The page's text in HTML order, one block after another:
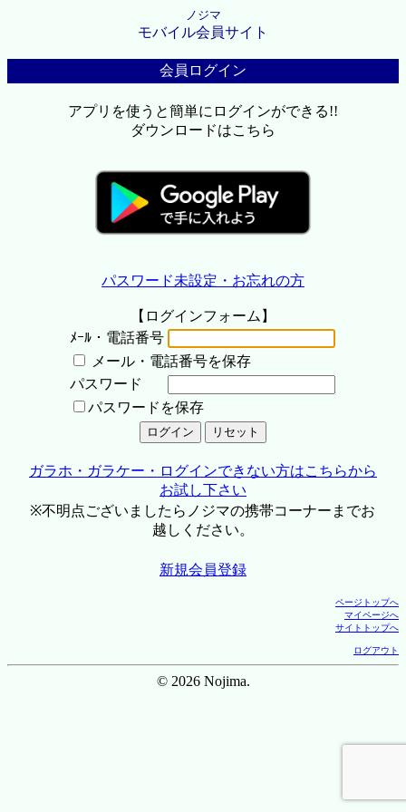
ノジマ
モバイル会員サイト
会員ログイン
アプリを使うと簡単にログインができる!!
ダウンロードはこちら
パスワード未設定・お忘れの方
【ログインフォーム】
ﾒｰﾙ・電話番号
メール・電話番号を保存
パスワード
パスワードを保存
ガラホ・ガラケー・ログインできない方はこちらから
お試し下さい
※不明点ございましたらノジマの携帯コーナーまでお
越しください。
新規会員登録
ページトップへ
マイページへ
サイトトップへ
ログアウト
© 2026 Nojima.